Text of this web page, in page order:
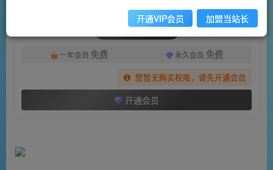
此内容为付费阅读，请付费后查看
会员专属资源
一年会员 免费 永久会员 免费
您暂无购买权限，请先开通会员
开通会员
开通VIP会员 加盟当站长